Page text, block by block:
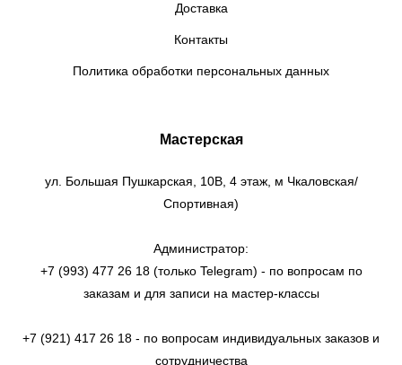
Доставка
Контакты
Политика обработки персональных данных
Мастерская
ул. Большая Пушкарская, 10В, 4 этаж, м Чкаловская/
Спортивная)
Администратор:
+7 (993) 477 26 18 (только Telegram) - по вопросам по
заказам и для записи на мастер-классы
+7 (921) 417 26 18 - по вопросам индивидуальных заказов и
сотрудничества